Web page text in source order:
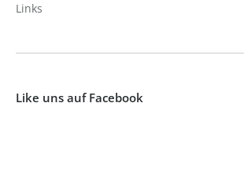
Links
Like uns auf Facebook